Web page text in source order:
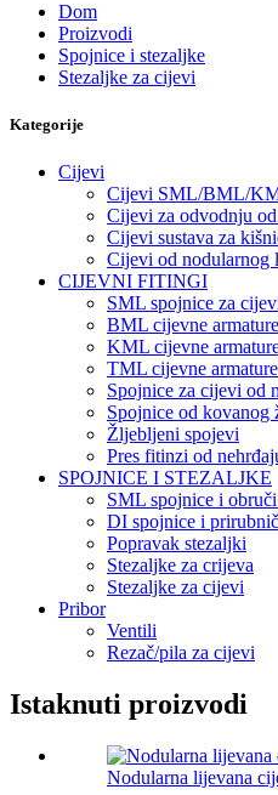
Dom
Proizvodi
Spojnice i stezaljke
Stezaljke za cijevi
Kategorije
Cijevi
Cijevi SML/BML/
Cijevi za odvodnju
Cijevi sustava za
Cijevi od nodularnog
CIJEVNI FITINGI
SML spojnice za
BML cijevne armature
KML cijevne
TML cijevne armature
Spojnice za cijevi od
Spojnice od kovanog
Žljebljeni spojevi
Pres fitinzi od
SPOJNICE I STEZALJKE
SML spojnice i
DI spojnice i
Popravak stezaljki
Stezaljke za crijeva
Stezaljke za cijevi
Pribor
Ventili
Rezač/pila za cijevi
Istaknuti proizvodi
Nodularna lijevana